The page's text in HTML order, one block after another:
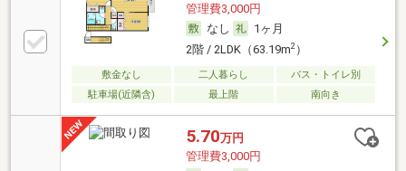
管理費3,000円
なし
1ヶ月
2階 / 2LDK（63.19m2）
敷金なし 二人暮らし
バス・トイレ別
駐車場(近隣含)
最上階 南向き
5.70万円
管理費3,000円